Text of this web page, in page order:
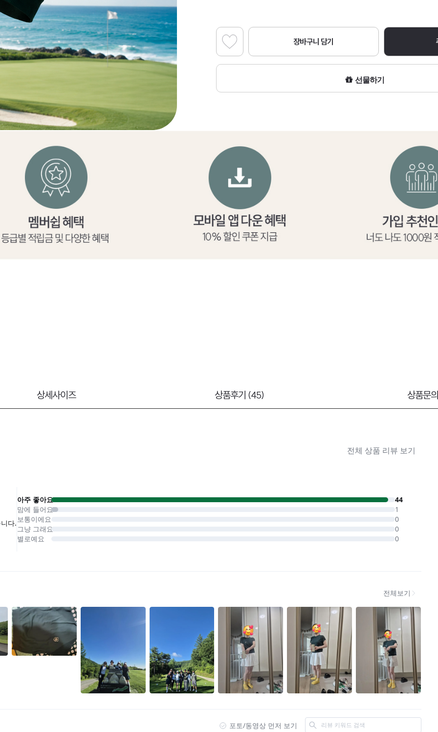
장바구니 담기
선물하기
상세사이즈 상품후기 (45) 상품문의